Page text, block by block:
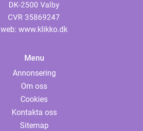
web: www.klikko.dk
Menu
Annonsering
Om oss
Cookies
Kontakta oss
Sitemap